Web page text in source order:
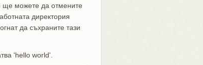
ще можете да отмените
директория
да съхраните тази
'hello world'.